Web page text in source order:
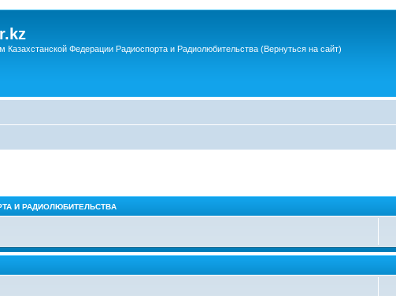
Казахстанской Федерации Радиоспорта и Радиолюбительства (Вернуться на сайт)
И РАДИОЛЮБИТЕЛЬСТВА